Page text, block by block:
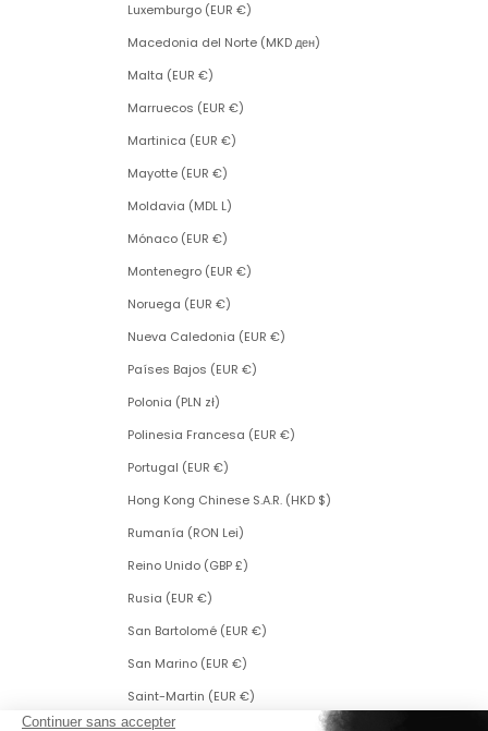
Luxemburgo (EUR €)
Macedonia del Norte (MKD ден)
Malta (EUR €)
Marruecos (EUR €)
Martinica (EUR €)
Mayotte (EUR €)
Moldavia (MDL L)
Mónaco (EUR €)
Montenegro (EUR €)
Noruega (EUR €)
Nueva Caledonia (EUR €)
Países Bajos (EUR €)
Polonia (PLN zł)
Polinesia Francesa (EUR €)
Portugal (EUR €)
Hong Kong Chinese S.A.R. (HKD $)
Rumanía (RON Lei)
Reino Unido (GBP £)
Rusia (EUR €)
San Bartolomé (EUR €)
San Marino (EUR €)
Saint-Martin (EUR €)